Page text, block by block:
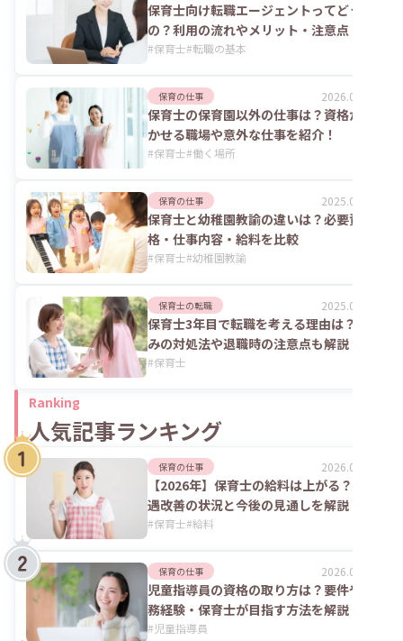
保育士向け転職エージェントってどうな
の？利用の流れやメリット・注意点
#保育士#転職の基本
保育の仕事 2026.07.24
保育士の保育園以外の仕事は？資格が活
かせる職場や意外な仕事を紹介！
#保育士#働く場所
保育の仕事 2025.06.02
保育士と幼稚園教諭の違いは？必要資
格・仕事内容・給料を比較
#保育士#幼稚園教諭
保育士の転職 2025.06.02
保育士3年目で転職を考える理由は？悩
みの対処法や退職時の注意点も解説
#保育士
Ranking
人気記事ランキング
保育の仕事 2026.08.06
【2026年】保育士の給料は上がる？処
遇改善の状況と今後の見通しを解説
#保育士#給料
保育の仕事 2026.07.24
児童指導員の資格の取り方は？要件や実
務経験・保育士が目指す方法を解説
#児童指導員